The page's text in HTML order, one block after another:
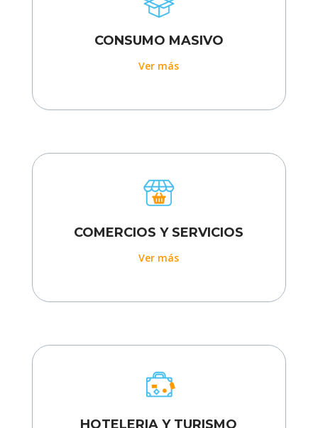
CONSUMO MASIVO
Ver más
COMERCIOS Y SERVICIOS
Ver más
HOTELERIA Y TURISMO